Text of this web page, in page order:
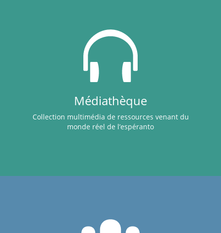
Médiathèque
Collection multimédia de ressources venant du
monde réel de l’espéranto